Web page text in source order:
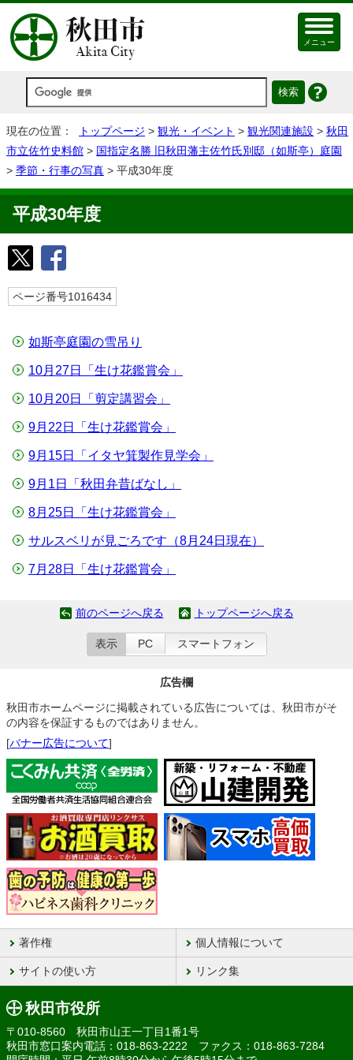
メニュー
現在の位置： トップページ > 観光・イベント > 観光関連施設 > 秋田
市立佐竹史料館 > 国指定名勝 旧秋田藩主佐竹氏別邸（如斯亭）庭園
> 季節・行事の写真 > 平成30年度
平成30年度
ページ番号1016434
如斯亭庭園の雪吊り
10月27日「生け花鑑賞会」
10月20日「剪定講習会」
9月22日「生け花鑑賞会」
9月15日「イタヤ箕製作見学会」
9月1日「秋田弁昔ばなし」
8月25日「生け花鑑賞会」
サルスベリが見ごろです（8月24日現在）
7月28日「生け花鑑賞会」
前のページへ戻る トップページへ戻る
表示 PC スマートフォン
広告欄
秋田市ホームページに掲載されている広告については、秋田市がそ
の内容を保証するものではありません。
[バナー広告について]
著作権 個人情報について
サイトの使い方 リンク集
秋田市役所
〒010-8560 秋田市山王一丁目1番1号
秋田市窓口案内電話：018-863-2222 ファクス：018-863-7284